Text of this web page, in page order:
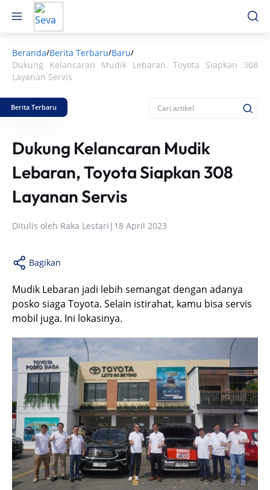
Beranda/Berita Terbaru/Baru/
Dukung Kelancaran Mudik Lebaran, Toyota Siapkan 308
Layanan Servis
Berita Terbaru
Dukung Kelancaran Mudik
Lebaran, Toyota Siapkan 308
Layanan Servis
Ditulis oleh Raka Lestari | 18 April 2023
Bagikan
Mudik Lebaran jadi lebih semangat dengan adanya
posko siaga Toyota. Selain istirahat, kamu bisa servis
mobil juga. Ini lokasinya.